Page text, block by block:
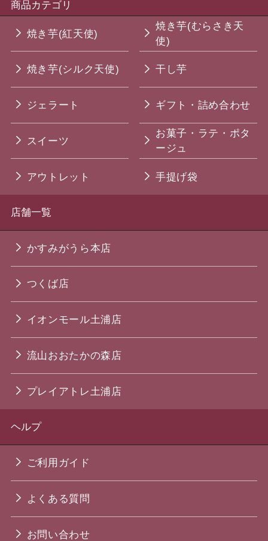
商品カテゴリ
焼き芋(紅天使)
焼き芋(むらさき天
使)
焼き芋(シルク天使) 干し芋
ジェラート ギフト・詰め合わせ
スイーツ
お菓子・ラテ・ポタ
ージュ
アウトレット 手提げ袋
店舗一覧
かすみがうら本店
つくば店
イオンモール土浦店
流山おおたかの森店
プレイアトレ土浦店
ヘルプ
ご利用ガイド
よくある質問
お問い合わせ